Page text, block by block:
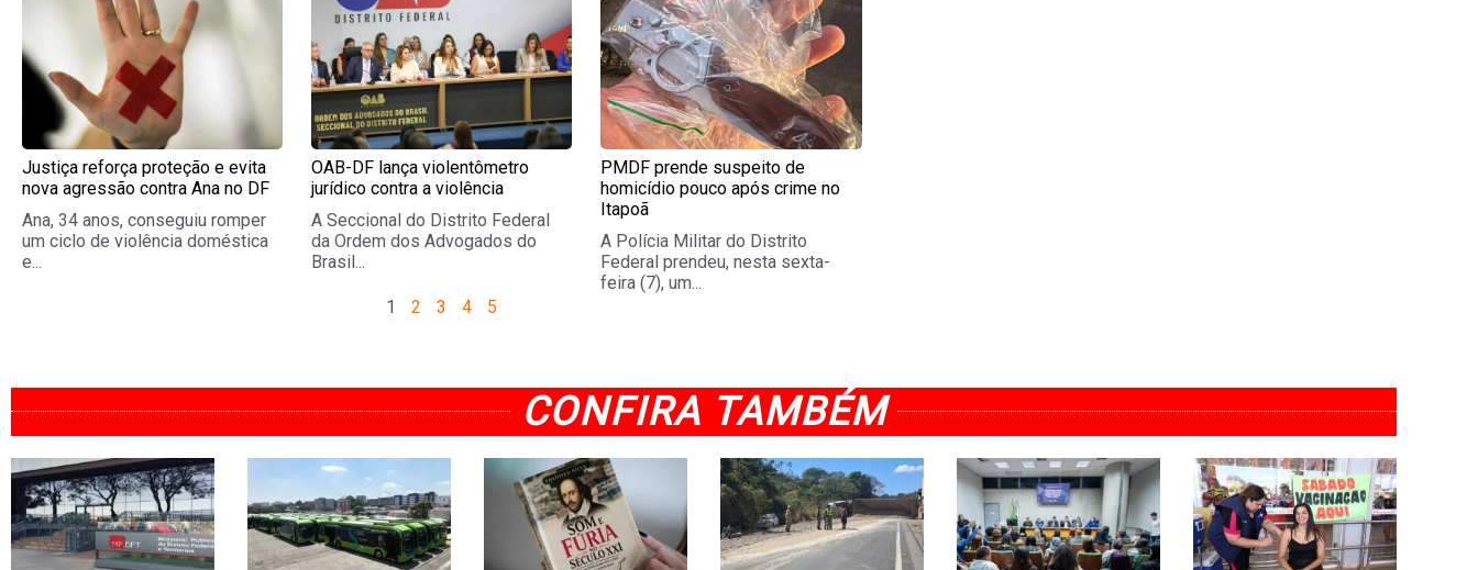
Justiça reforça proteção e evita
nova agressão contra Ana no DF
Ana, 34 anos, conseguiu romper
um ciclo de violência doméstica
e...
OAB-DF lança violentômetro
jurídico contra a violência
A Seccional do Distrito Federal
da Ordem dos Advogados do
Brasil...
PMDF prende suspeito de
homicídio pouco após crime no
Itapoã
A Polícia Militar do Distrito
Federal prendeu, nesta sexta-
feira (7), um...
1 2 3 4 5
CONFIRA TAMBÉM